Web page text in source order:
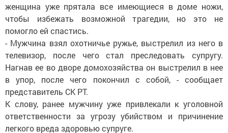
женщина уже прятала все имеющиеся в доме ножи,
чтобы избежать возможной трагедии, но это не
помогло ей спастись.
- Мужчина взял охотничье ружье, выстрелил из него в
телевизор, после чего стал преследовать супругу.
Нагнав ее во дворе домохозяйства он выстрелил в нее
в упор, после чего покончил с собой, - сообщает
представитель СК РТ.
К слову, ранее мужчину уже привлекали к уголовной
ответственности за угрозу убийством и причинение
легкого вреда здоровью супруге.